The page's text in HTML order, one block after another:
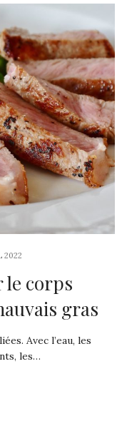
2022
le corps
gras
Avec l’eau, les
les…